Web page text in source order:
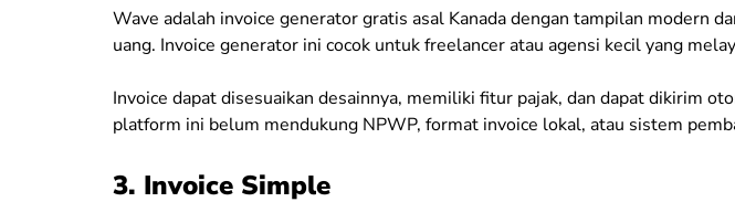
Wave adalah invoice generator gratis asal Kanada dengan tampilan modern
uang. Invoice generator ini cocok untuk freelancer atau agensi kecil yang
Invoice dapat disesuaikan desainnya, memiliki fitur pajak, dan dapat dikirim
platform ini belum mendukung NPWP, format invoice lokal, atau sistem
3. Invoice Simple